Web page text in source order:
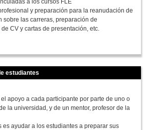
a los cursos FLE
y preparación para la reanudación de
sobre las carreras, preparación de
CV y cartas de presentación, etc.
estudiantes
apoyo a cada participante por parte de uno o
la universidad, y de un mentor, profesor de la
es ayudar a los estudiantes a preparar sus